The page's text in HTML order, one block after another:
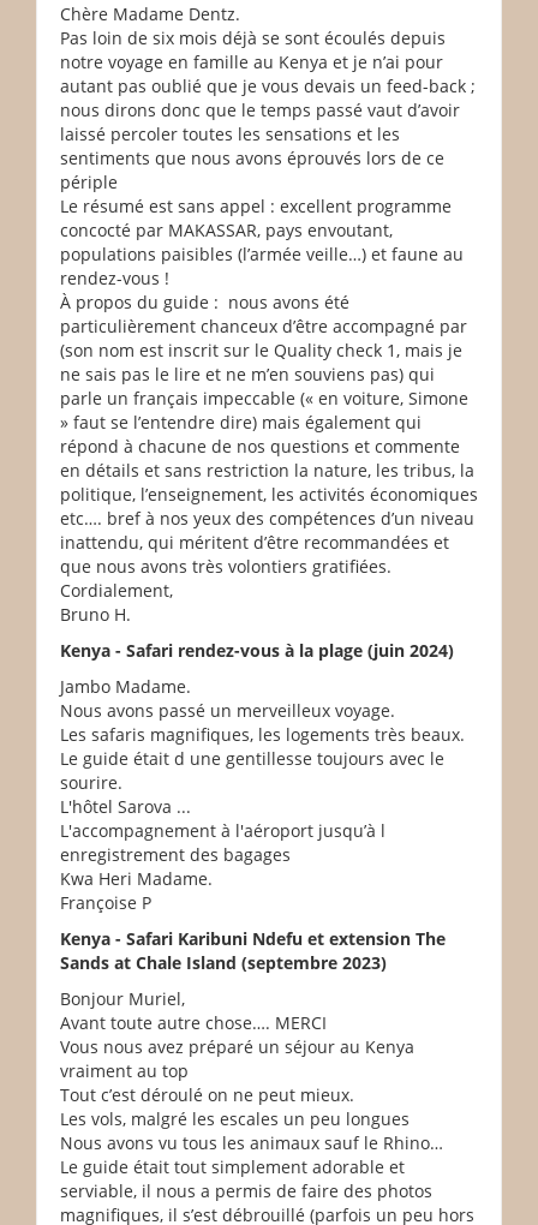
Chère Madame Dentz.
Pas loin de six mois déjà se sont écoulés depuis
notre voyage en famille au Kenya et je n’ai pour
autant pas oublié que je vous devais un feed-back ;
nous dirons donc que le temps passé vaut d’avoir
laissé percoler toutes les sensations et les
sentiments que nous avons éprouvés lors de ce
périple
Le résumé est sans appel : excellent programme
concocté par MAKASSAR, pays envoutant,
populations paisibles (l’armée veille…) et faune au
rendez-vous !
À propos du guide : nous avons été
particulièrement chanceux d’être accompagné par
(son nom est inscrit sur le Quality check 1, mais je
ne sais pas le lire et ne m’en souviens pas) qui
parle un français impeccable (« en voiture, Simone
» faut se l’entendre dire) mais également qui
répond à chacune de nos questions et commente
en détails et sans restriction la nature, les tribus, la
politique, l’enseignement, les activités économiques
etc…. bref à nos yeux des compétences d’un niveau
inattendu, qui méritent d’être recommandées et
que nous avons très volontiers gratifiées.
Cordialement,
Bruno H.
Kenya - Safari rendez-vous à la plage (juin 2024)
Jambo Madame.
Nous avons passé un merveilleux voyage.
Les safaris magnifiques, les logements très beaux.
Le guide était d une gentillesse toujours avec le
sourire.
L'hôtel Sarova ...
L'accompagnement à l'aéroport jusqu’à l
enregistrement des bagages
Kwa Heri Madame.
Françoise P
Kenya - Safari Karibuni Ndefu et extension The
Sands at Chale Island (septembre 2023)
Bonjour Muriel,
Avant toute autre chose…. MERCI
Vous nous avez préparé un séjour au Kenya
vraiment au top
Tout c’est déroulé on ne peut mieux.
Les vols, malgré les escales un peu longues
Nous avons vu tous les animaux sauf le Rhino…
Le guide était tout simplement adorable et
serviable, il nous a permis de faire des photos
magnifiques, il s’est débrouillé (parfois un peu hors